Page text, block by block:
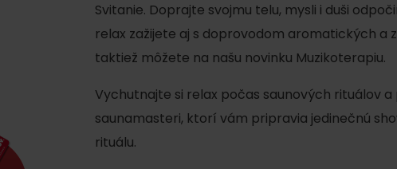
Skialpinizmus
Bežkovanie
Vodné parky
Wellness a spa
História a kultúra
Svitanie. Doprajte svojmu telu, mysli i duši
relax zažijete aj s doprovodom aromatických a
taktiež môžete na našu novinku Muzikoterapiu.
Vychutnajte si relax počas saunových rituálov a
saunamasteri, ktorí vám pripravia jedinečnú
rituálu.